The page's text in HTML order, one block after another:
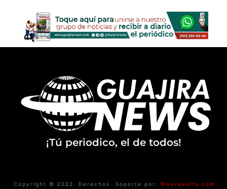
¡Tú periodico, el de todos!
Copyright © 2022. Derechos
Soporte por: Riverasofts.com